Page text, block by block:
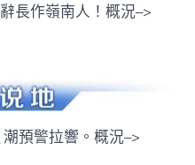
長作嶺南人！概況–>
潮預警拉響。概況–>